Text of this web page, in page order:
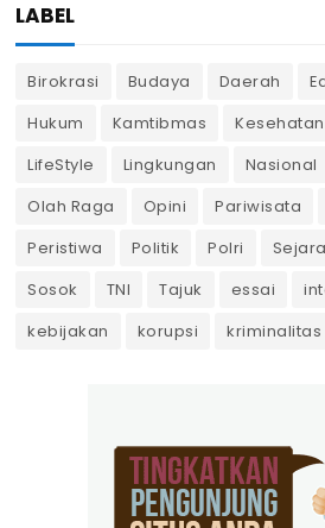
LABEL
Birokrasi Budaya Daerah
Hukum
Kamtibmas Kesehatan
LifeStyle
Lingkungan Nasional
Olah Raga
Opini Pariwisata
Peristiwa
Politik Polri
Sosok
TNI Tajuk essai
kebijakan
korupsi kriminalitas